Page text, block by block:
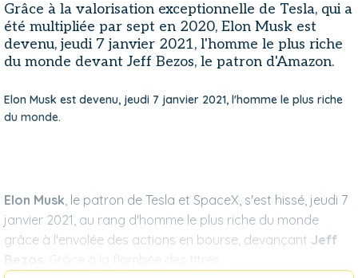
Grâce à la valorisation exceptionnelle de Tesla, qui a
été multipliée par sept en 2020, Elon Musk est
devenu, jeudi 7 janvier 2021, l'homme le plus riche
du monde devant Jeff Bezos, le patron d'Amazon.
Elon Musk est devenu, jeudi 7 janvier 2021, l'homme le plus riche
du monde.
Elon Musk, le patron de Tesla et SpaceX, s'est hissé, jeudi 7
janvier 2021, au rang d'homme le plus riche du monde
grâce à l'envolée des actions en bourse, devançant Jeff
Bezos
. Grâce à la flambée des titres